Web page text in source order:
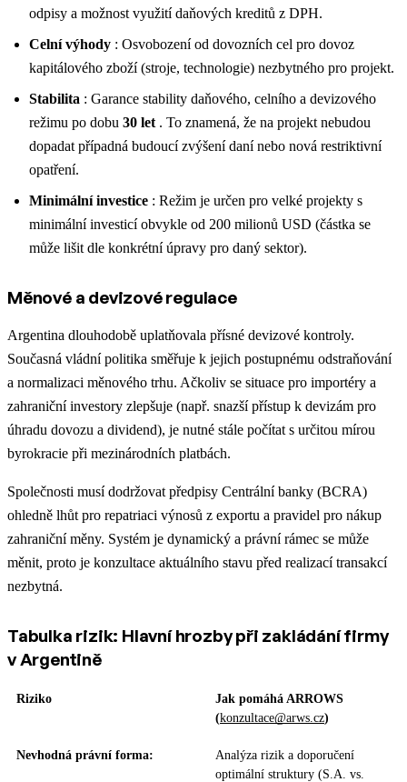
odpisy a možnost využití daňových kreditů z DPH.
Celní výhody : Osvobození od dovozních cel pro dovoz
kapitálového zboží (stroje, technologie) nezbytného pro projekt.
Stabilita : Garance stability daňového, celního a devizového
režimu po dobu 30 let . To znamená, že na projekt nebudou
dopadat případná budoucí zvýšení daní nebo nová restriktivní
opatření.
Minimální investice : Režim je určen pro velké projekty s
minimální investicí obvykle od 200 milionů USD (částka se
může lišit dle konkrétní úpravy pro daný sektor).
Měnové a devizové regulace
Argentina dlouhodobě uplatňovala přísné devizové kontroly.
Současná vládní politika směřuje k jejich postupnému odstraňování
a normalizaci měnového trhu. Ačkoliv se situace pro importéry a
zahraniční investory zlepšuje (např. snazší přístup k devizám pro
úhradu dovozu a dividend), je nutné stále počítat s určitou mírou
byrokracie při mezinárodních platbách.
Společnosti musí dodržovat předpisy Centrální banky (BCRA)
ohledně lhůt pro repatriaci výnosů z exportu a pravidel pro nákup
zahraniční měny. Systém je dynamický a právní rámec se může
měnit, proto je konzultace aktuálního stavu před realizací transakcí
nezbytná.
Tabulka rizik: Hlavní hrozby při zakládání firmy
v Argentině
Riziko
Jak pomáhá ARROWS
(konzultace@arws.cz)
Nevhodná právní forma:
Analýza rizik a doporučení
optimální struktury (S.A. vs.